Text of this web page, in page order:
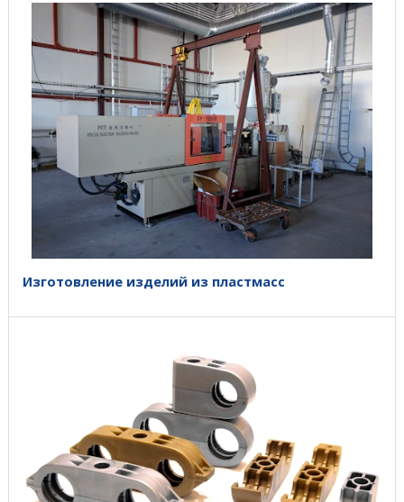
Изготовление изделий из пластмасс